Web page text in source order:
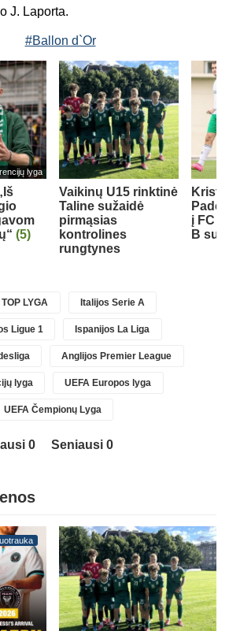
J. Laporta.
#Ballon d`Or
lyga
(5)
Vaikinų U15 rinktinė
Taline sužaidė
pirmąsias
kontrolines
rungtynes
į FC
B
LYGA Italijos Serie A
Ligue 1 Ispanijos La Liga
Anglijos Premier League
lyga UEFA Europos lyga
UEFA Čempionų Lyga
0
Seniausi 0